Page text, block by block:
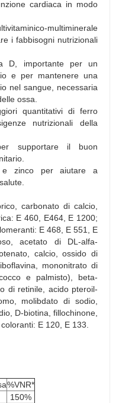
cardiaca in modo
multiminerale
i fabbisogni nutrizionali
D, importante per un
e per mantenere una
nel sangue, necessaria
ossa.
quantitativi di ferro
nutrizionali della
supportare il buon
e zinco per aiutare a
carbonato di calcio,
E 460, E464, E 1200;
E 468, E 551, E
acetato di DL-alfa-
calcio, ossido di
mononitrato di
e palmisto), beta-
di retinile, acido pteroil-
molibdato di sodio,
D-biotina, fillochinone,
E 120, E 133.
%VNR*
150%